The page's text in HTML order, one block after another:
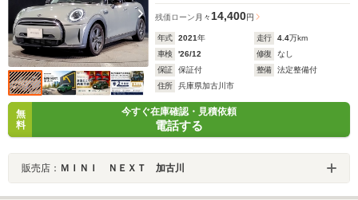
残価ローン 月々 14,400円
年式 2021年 走行 4.4万km
車検
'26/12 修復
なし
保証
保証付 整備
法定整備付
住所
兵庫県加古川市
無
料
今すぐ在庫確認・見積依頼
電話する
販売店： ＭＩＮＩ ＮＥＸＴ 加古川